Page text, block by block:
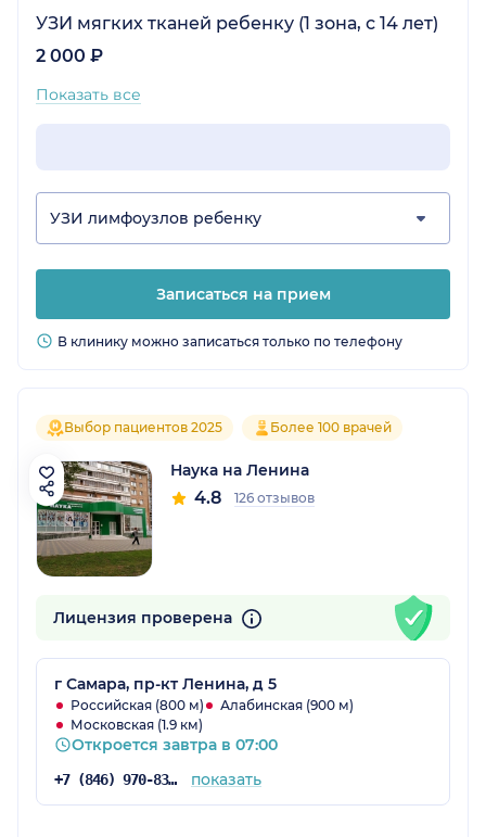
УЗИ мягких тканей ребенку (1 зона, с 14 лет)
2 000 ₽
Показать все
УЗИ лимфоузлов ребенку
Записаться на прием
В клинику можно записаться только по телефону
Выбор пациентов 2025 Более 100 врачей
Наука на Ленина
4.8 126 отзывов
Лицензия проверена
г Самара, пр-кт Ленина, д 5
Российская (800 м)
Алабинская (900 м)
Московская (1.9 км)
Откроется завтра в 07:00
+7 (846) 970-83-08 показать